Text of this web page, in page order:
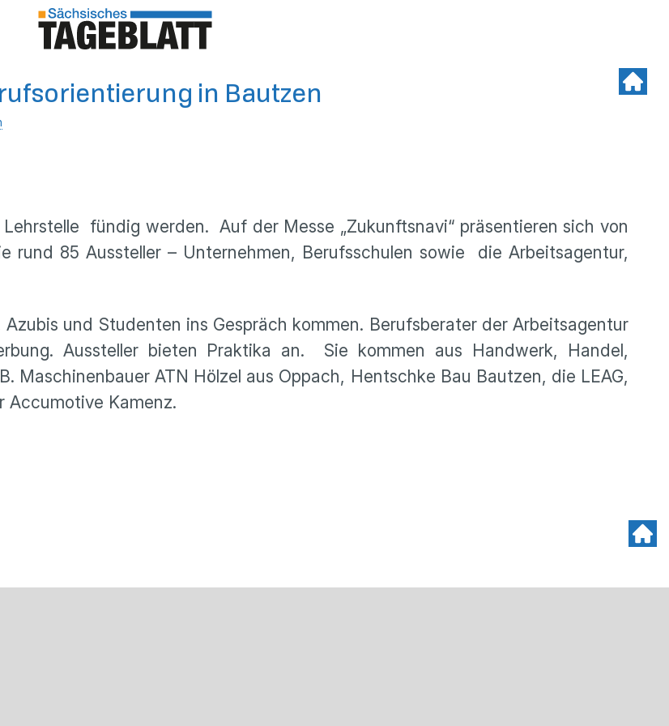
in Bautzen
fündig werden. Auf der Messe „Zukunftsnavi“ präsentieren sich von
rund 85 Aussteller – Unternehmen, Berufsschulen sowie die Arbeitsagentur,
und Studenten ins Gespräch kommen. Berufsberater der Arbeitsagentur
Aussteller bieten Praktika an. Sie kommen aus Handwerk, Handel,
Maschinenbauer ATN Hölzel aus Oppach, Hentschke Bau Bautzen, die LEAG,
Accumotive Kamenz.